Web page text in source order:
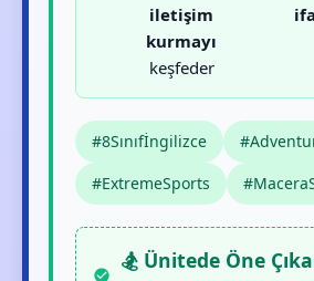
iletişim
kurmayı
keşfeder
#8Sınıfİngilizce
#ExtremeSports
🏂 Ünitede Öne